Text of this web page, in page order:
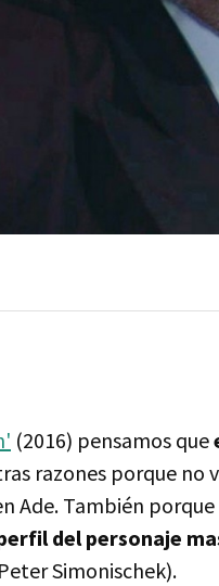
(2016) pensamos que
razones porque no
Ade. También porque
del personaje
Simonischek).